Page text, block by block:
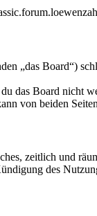
„das Board“)
das Board nicht
von beiden
zeitlich und
des